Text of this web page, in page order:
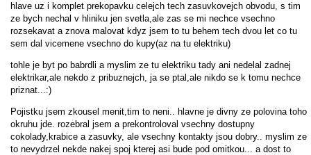
hlave uz i komplet prekopavku celejch tech zasuvkovejch obvodu, s tim
ze bych nechal v hliniku jen svetla,ale zas se mi nechce vsechno
rozsekavat a znova malovat kdyz jsem to tu behem tech dvou let co tu
sem dal vicemene vsechno do kupy(az na tu elektriku)
tohle je byt po babrdli a myslim ze tu elektriku tady ani nedelal zadnej
elektrikar,ale nekdo z pribuznejch, ja se ptal,ale nikdo se k tomu nechce
priznat...:)
Pojistku jsem zkousel menit,tim to neni.. hlavne je divny ze polovina toho
okruhu jde. rozebral jsem a prekontroloval vsechny dostupny
cokolady,krabice a zasuvky, ale vsechny kontakty jsou dobry.. myslim ze
to nevydrzel nekde nakej spoj kterej asi bude pod omitkou... a dost to